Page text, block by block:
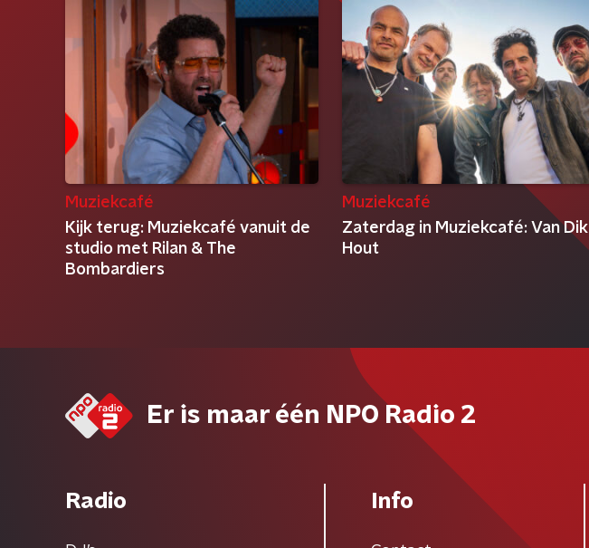
Muziekcafé
Kijk terug: Muziekcafé vanuit de
studio met Rilan & The
Bombardiers
Muziekcafé
Zaterdag in Muziekcafé: Van Dik
Hout
Er is maar één NPO Radio 2
Radio Info